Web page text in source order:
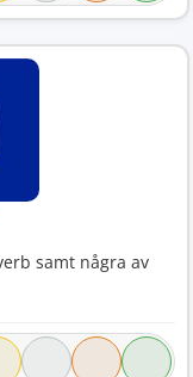
samt några av